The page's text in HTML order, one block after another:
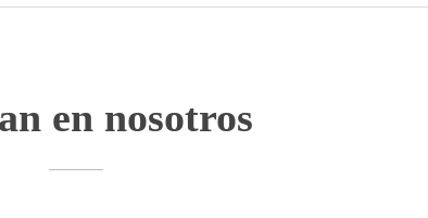
en nosotros